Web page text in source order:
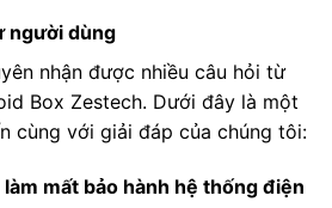
người dùng
nhận được nhiều câu hỏi từ
Box Zestech. Dưới đây là một
cùng với giải đáp của chúng tôi:
mất bảo hành hệ thống điện